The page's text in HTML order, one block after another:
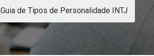
Guia de Tipos de Personalidade INTJ